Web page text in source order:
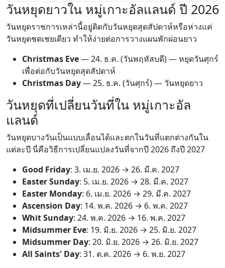
วันหยุดยาวใน หมู่เกาะอัลแลนด์ ปี 2026
วันหยุดราชการเหล่านี้อยู่ติดกับวันหยุดสุดสัปดาห์หรือห่างแค่
วันหยุดชดเชยเดียว ทำให้ง่ายต่อการวางแผนพักผ่อนยาว
Christmas Eve—24. ธ.ค. (วันพฤหัสบดี) — หยุดวันศุกร์
เพื่อต่อกับวันหยุดสุดสัปดาห์
Christmas Day—25. ธ.ค. (วันศุกร์) — วันหยุดยาว
วันหยุดที่เปลี่ยนวันที่ใน หมู่เกาะอัล
แลนด์
วันหยุดบางวันเป็นแบบเลื่อนได้และตกในวันที่แตกต่างกันใน
แต่ละปี นี่คือวิธีการเปลี่ยนแปลงวันที่จากปี 2026 ถึงปี 2027
Good Friday: 3. เม.ย. 2026 → 26. มี.ค. 2027
Easter Sunday: 5. เม.ย. 2026 → 28. มี.ค. 2027
Easter Monday: 6. เม.ย. 2026 → 29. มี.ค. 2027
Ascension Day: 14. พ.ค. 2026 → 6. พ.ค. 2027
Whit Sunday: 24. พ.ค. 2026 → 16. พ.ค. 2027
Midsummer Eve: 19. มิ.ย. 2026 → 25. มิ.ย. 2027
Midsummer Day: 20. มิ.ย. 2026 → 26. มิ.ย. 2027
All Saints' Day: 31. ต.ค. 2026 → 6. พ.ย. 2027